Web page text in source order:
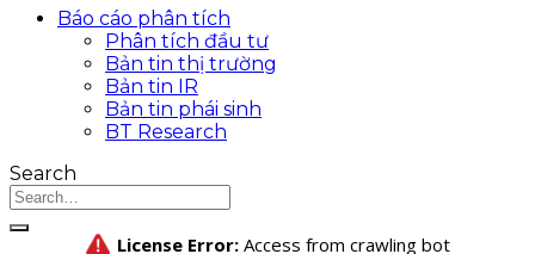
Báo cáo phân tích
Phân tích đầu tư
Bản tin thị trường
Bản tin IR
Bản tin phái sinh
BT Research
Search